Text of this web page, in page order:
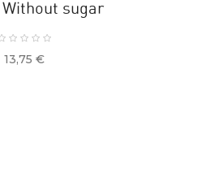
sugar
Precio
13,75 €